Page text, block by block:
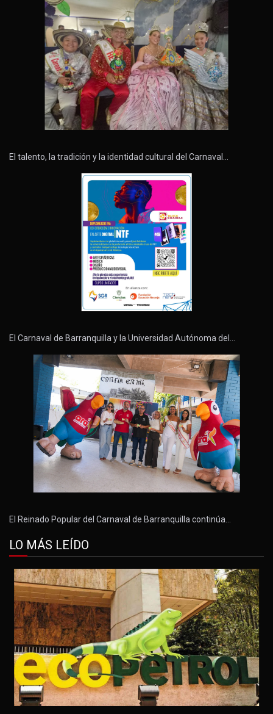
El talento, la tradición y la identidad cultural del Carnaval…
El Carnaval de Barranquilla y la Universidad Autónoma del…
El Reinado Popular del Carnaval de Barranquilla continúa…
LO MÁS LEÍDO